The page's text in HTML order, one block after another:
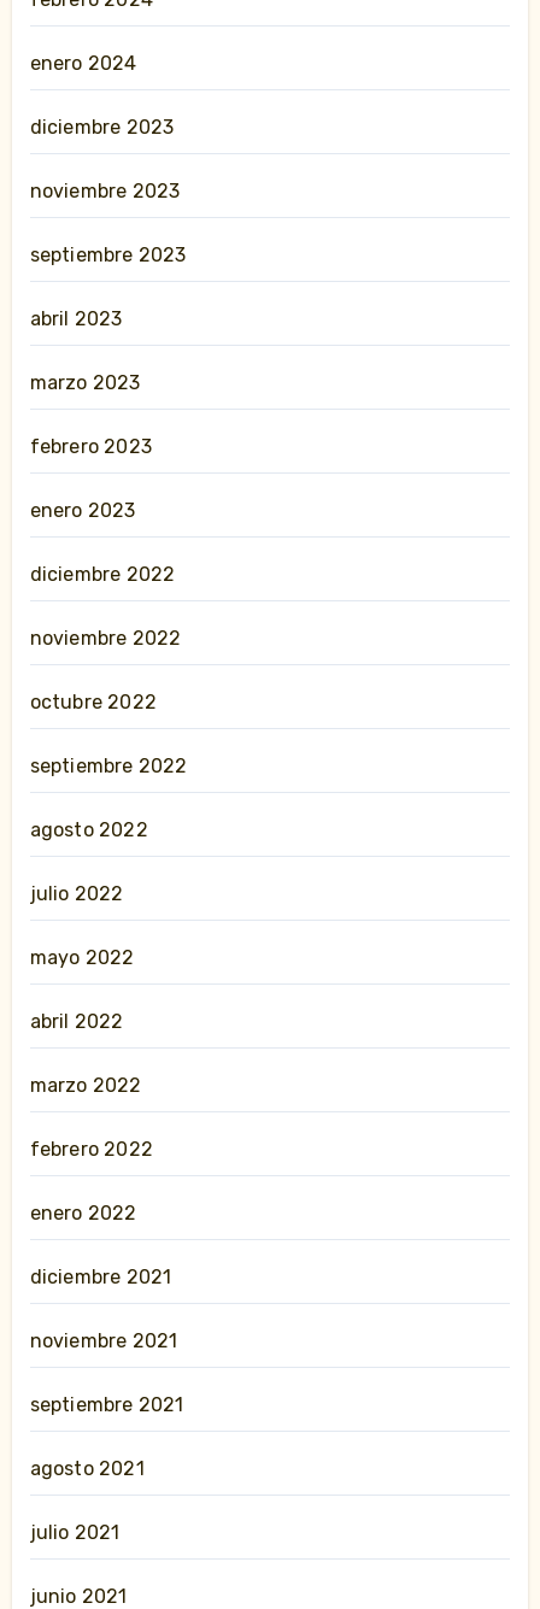
enero 2024
diciembre 2023
noviembre 2023
septiembre 2023
abril 2023
marzo 2023
febrero 2023
enero 2023
diciembre 2022
noviembre 2022
octubre 2022
septiembre 2022
agosto 2022
julio 2022
mayo 2022
abril 2022
marzo 2022
febrero 2022
enero 2022
diciembre 2021
noviembre 2021
septiembre 2021
agosto 2021
julio 2021
junio 2021